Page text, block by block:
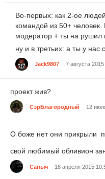
Во-первых: как 2-ое
командой из 50+
модератор + ты на рушил
ну и в третьих: а ты у
Jack9807 7 августа
проект жив?
СэрБлагородный 12
О боже нет они прикрыли
свой любимый обливион
Саныч 18 апреля 2015